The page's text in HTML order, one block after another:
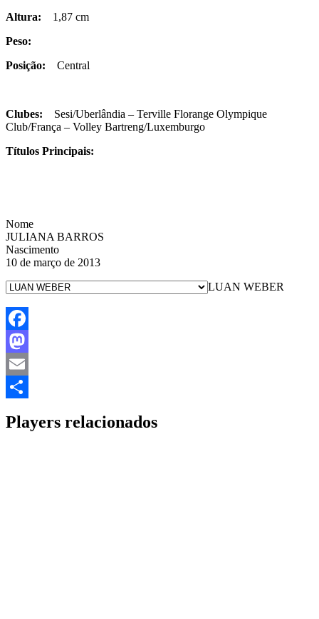
Altura: 1,87 cm
Peso:
Posição: Central
Clubes: Sesi/Uberlândia – Terville Florange Olympique
Club/França – Volley Bartreng/Luxemburgo
Títulos Principais:
Nome
JULIANA BARROS
Nascimento
10 de março de 2013
LUAN WEBER
Facebook
Mastodon
Email
Players relacionados